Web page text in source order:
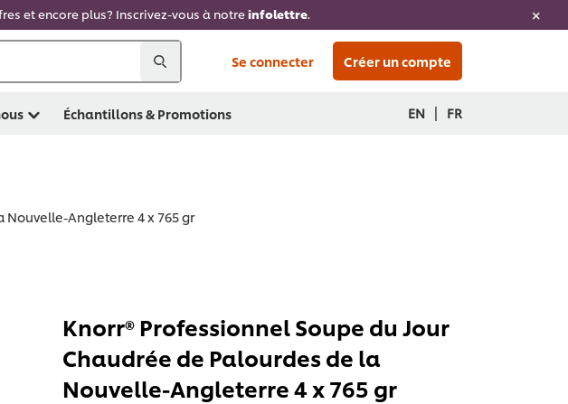
et encore plus? Inscrivez-vous à notreinfolettre.
Se connecter Créer un compte
Échantillons & Promotions EN | FR
Nouvelle-Angleterre 4 x 765 gr
Knorr® Professionnel Soupe du Jour
Chaudrée de Palourdes de la
Nouvelle-Angleterre 4 x 765 gr